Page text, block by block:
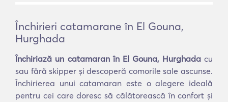
Închirieri catamarane în El Gouna,
Hurghada
Închiriază un catamaran în El Gouna, Hurghadacu
sau fără skipper și descoperă comorile sale ascunse.
Închirierea unui catamaran este o alegere ideală
pentru cei care doresc să călătorească în confort și